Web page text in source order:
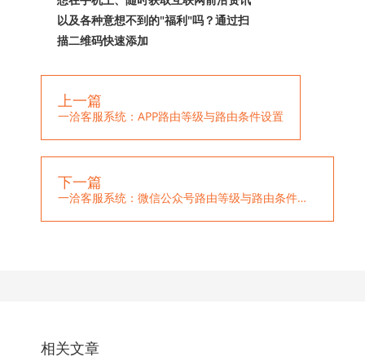
以及各种意想不到的"福利"吗？通过扫
描二维码快速添加
上一篇
一洽客服系统：APP路由等级与路由条件设置
下一篇
一洽客服系统：微信公众号路由等级与路由条件设置
相关文章